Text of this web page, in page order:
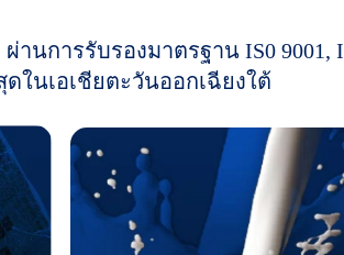
ผ่านการรับรองมาตรฐาน IS0 9001, I
ดในเอเชียตะวันออกเฉียงใต้